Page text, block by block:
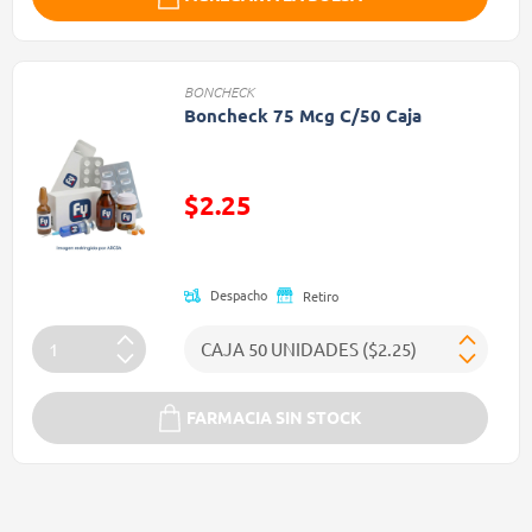
BONCHECK
Boncheck 75 Mcg C/50 Caja
$2.25
Despacho Retiro
FARMACIA SIN STOCK